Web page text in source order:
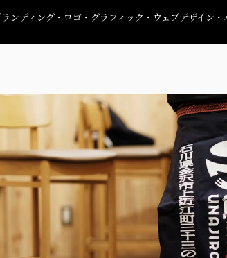
ンディング・ロゴ・グラフィック・ウェブデザイン・